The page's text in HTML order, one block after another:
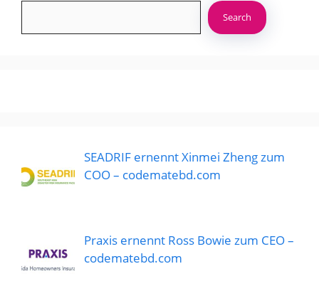
Search
SEADRIF ernennt Xinmei Zheng zum
COO – codematebd.com
Praxis ernennt Ross Bowie zum CEO –
codematebd.com